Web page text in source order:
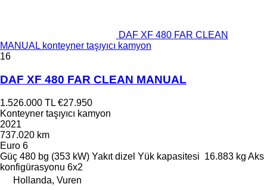
DAF XF 480 FAR CLEAN
MANUAL konteyner taşıyıcı kamyon
16
DAF XF 480 FAR CLEAN MANUAL
1.526.000 TL €27.950
Konteyner taşıyıcı kamyon
2021
737.020 km
Euro 6
Güç 480 bg (353 kW) Yakıt dizel Yük kapasitesi 16.883 kg Aks
konfigürasyonu 6x2
Hollanda, Vuren